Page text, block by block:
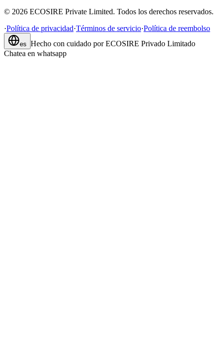
© 2026 ECOSIRE Private Limited. Todos los derechos reservados.
·Política de privacidad·Términos de servicio·Política de reembolso
es Hecho con cuidado por ECOSIRE Privado Limitado
Chatea en whatsapp